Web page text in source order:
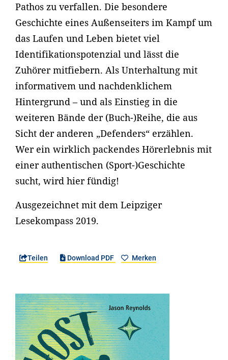
Pathos zu verfallen. Die besondere
Geschichte eines Außenseiters im Kampf um
das Laufen und Leben bietet viel
Identifikationspotenzial und lässt die
Zuhörer mitfiebern. Als Unterhaltung mit
informativem und nachdenklichem
Hintergrund – und als Einstieg in die
weiteren Bände der (Buch-)Reihe, die aus
Sicht der anderen „Defenders“ erzählen.
Wer ein wirklich packendes Hörerlebnis mit
einer authentischen (Sport-)Geschichte
sucht, wird hier fündig!
Ausgezeichnet mit dem Leipziger
Lesekompass 2019.
Teilen Download PDF Merken